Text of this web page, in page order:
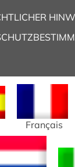
Français